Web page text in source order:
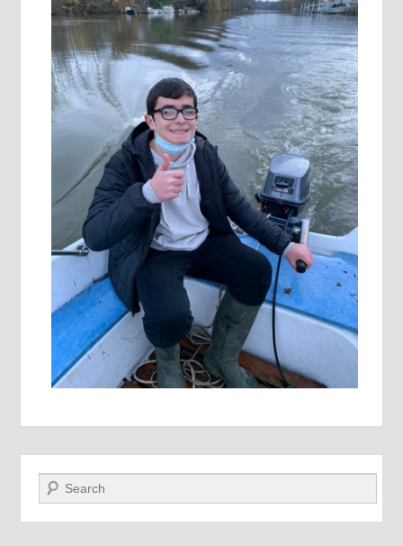
Recherche